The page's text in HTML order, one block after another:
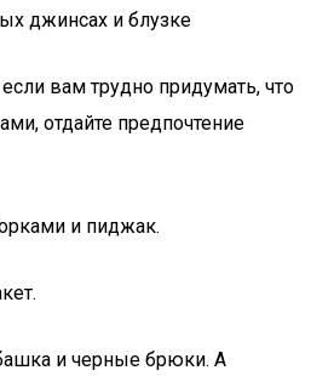
джинсах и блузке
вам трудно придумать, что
отдайте предпочтение
и черные брюки. А